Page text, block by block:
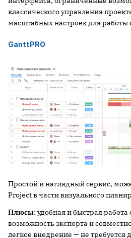
классического управления
масштабных настроек для
GanttPRO
Простой и наглядный сервис,
Project в части визуального
Плюсы: удобная и быстрая
возможность экспорта и
легкое внедрение — не требуется